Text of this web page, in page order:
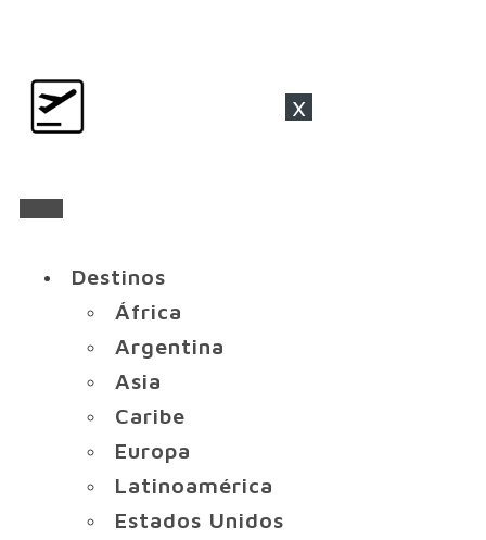
x
Destinos
África
Argentina
Asia
Caribe
Europa
Latinoamérica
Estados Unidos